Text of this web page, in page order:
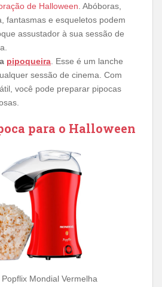
de Halloween . Abóboras,
fantasmas e esqueletos podem
assustador à sua sessão de
pipoqueira . Esse é um lanche
sessão de cinema. Com
você pode preparar pipocas
para o Halloween
Mondial Vermelha